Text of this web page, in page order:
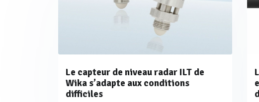
Le capteur de niveau radar ILT de
Wika s’adapte aux conditions
difficiles